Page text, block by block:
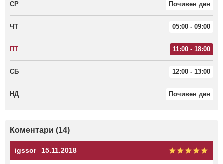
СР Почивен ден
ЧТ 05:00 - 09:00
ПТ 11:00 - 18:00
СБ 12:00 - 13:00
НД Почивен ден
Коментари (14)
igssor 15.11.2018